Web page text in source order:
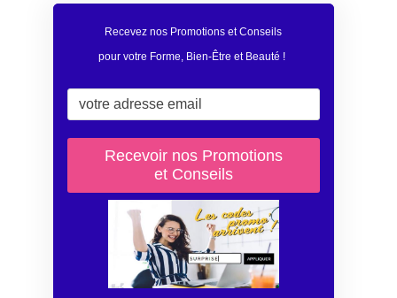
Recevez nos Promotions et Conseils
pour votre Forme, Bien-Être et Beauté !